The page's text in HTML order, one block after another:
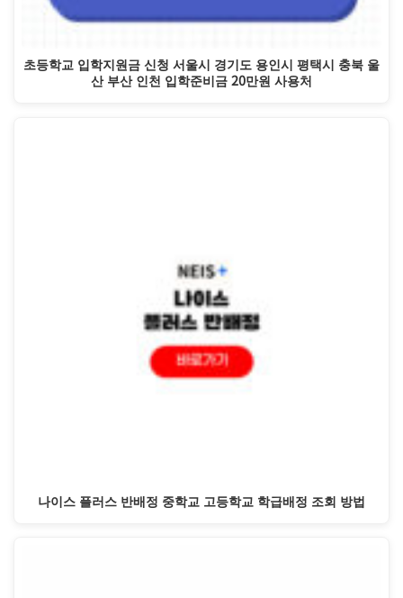
초등학교 입학지원금 신청 서울시 경기도 용인시 평택시 충북 울
산 부산 인천 입학준비금 20만원 사용처
나이스 플러스 반배정 중학교 고등학교 학급배정 조회 방법